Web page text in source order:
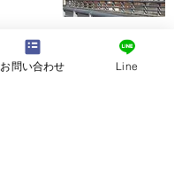
More
お問い合わせ Line